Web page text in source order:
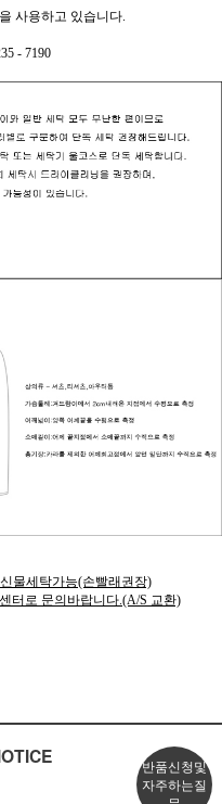
사용하고 있습니다.
- 7190
물세탁가능(손빨래권장)
터로 문의바랍니다.(A/S 교환)
반품신청및
자주하는질